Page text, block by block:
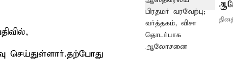
செய்துள்ளார்.தற்போது